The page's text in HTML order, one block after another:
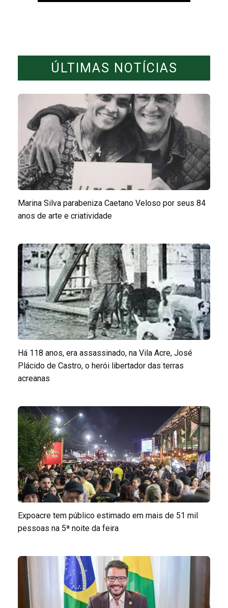
ÚLTIMAS NOTÍCIAS
Marina Silva parabeniza Caetano Veloso por seus 84
anos de arte e criatividade
Há 118 anos, era assassinado, na Vila Acre, José
Plácido de Castro, o herói libertador das terras
acreanas
Expoacre tem público estimado em mais de 51 mil
pessoas na 5ª noite da feira